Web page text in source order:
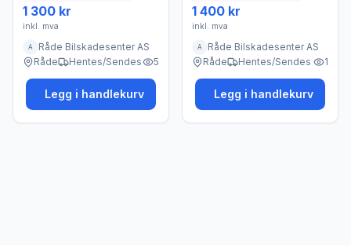
1 300 kr
inkl. mva
A
Råde Bilskadesenter AS
Råde
Hentes/Sendes 5
Legg i handlekurv
1 400 kr
inkl. mva
A
Råde Bilskadesenter AS
Råde
Hentes/Sendes 1
Legg i handlekurv